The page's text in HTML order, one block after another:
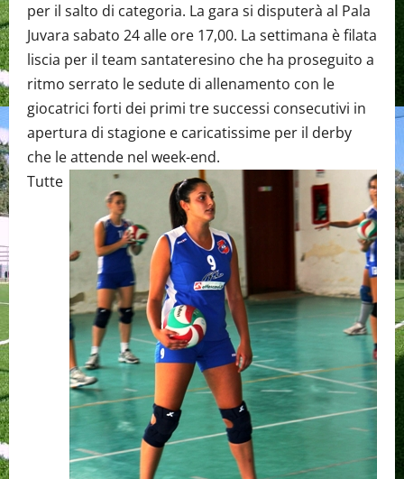
per il salto di categoria. La gara si disputerà al Pala
Juvara sabato 24 alle ore 17,00. La settimana è filata
liscia per il team santateresino che ha proseguito a
ritmo serrato le sedute di allenamento con le
giocatrici forti dei primi tre successi consecutivi in
apertura di stagione e caricatissime per il derby
che le attende nel week-end.
Tutte